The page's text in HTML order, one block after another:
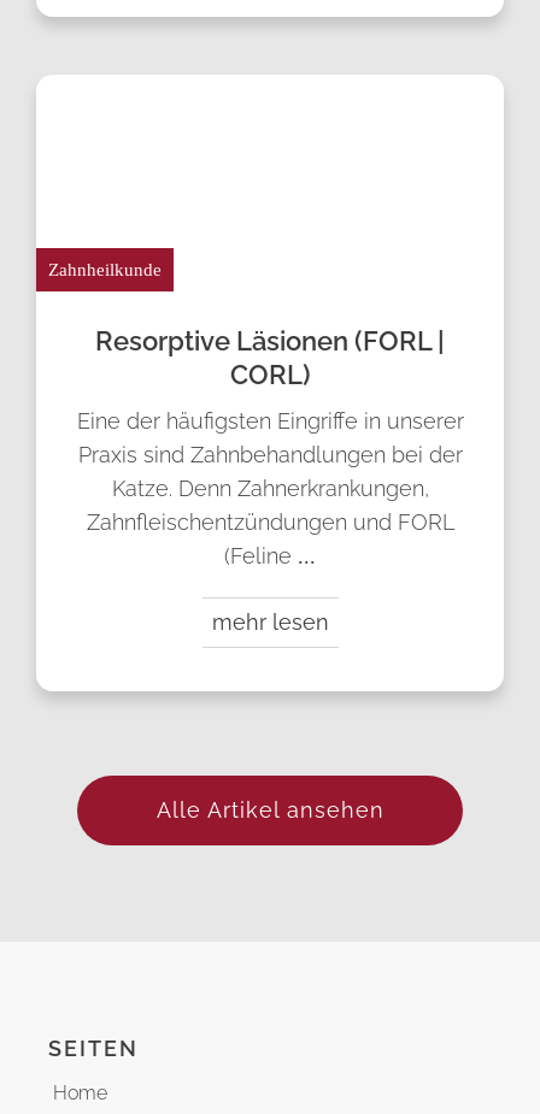
Zahnheilkunde
Resorptive Läsionen (FORL |
CORL)
Eine der häufigsten Eingriffe in unserer
Praxis sind Zahnbehandlungen bei der
Katze. Denn Zahnerkrankungen,
Zahnfleischentzündungen und FORL
(Feline ...
mehr lesen
Alle Artikel ansehen
SEITEN
Home